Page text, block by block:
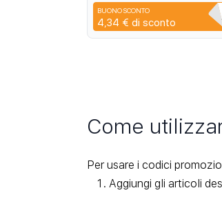
BUONO SCONTO
4,34 € di sconto
Come
Per usare i codici
Aggiungi gli articoli